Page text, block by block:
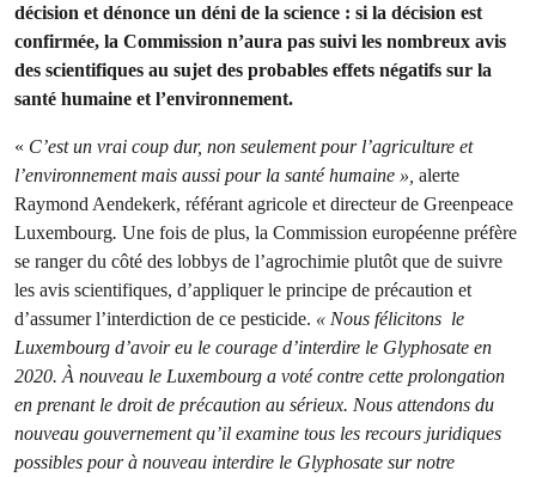
décision et dénonce un déni de la science : si la décision est
confirmée, la Commission n’aura pas suivi les nombreux avis
des scientifiques au sujet des probables effets négatifs sur la
santé humaine et l’environnement.
« C’est un vrai coup dur, non seulement pour l’agriculture et
l’environnement mais aussi pour la santé humaine », alerte
Raymond Aendekerk, référant agricole et directeur de Greenpeace
Luxembourg. Une fois de plus, la Commission européenne préfère
se ranger du côté des lobbys de l’agrochimie plutôt que de suivre
les avis scientifiques, d’appliquer le principe de précaution et
d’assumer l’interdiction de ce pesticide. « Nous félicitons le
Luxembourg d’avoir eu le courage d’interdire le Glyphosate en
2020. À nouveau le Luxembourg a voté contre cette prolongation
en prenant le droit de précaution au sérieux. Nous attendons du
nouveau gouvernement qu’il examine tous les recours juridiques
possibles pour à nouveau interdire le Glyphosate sur notre